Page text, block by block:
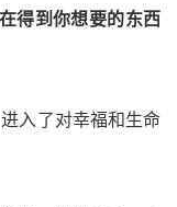
得到你想要的东西
入了对幸福和生命